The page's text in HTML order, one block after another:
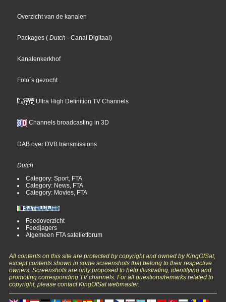
Overzicht van de kanalen
Packages ( Dutch - Canal Digitaal)
Kanalenkerkhof
Foto´s gezocht
Ultra High Definition TV Channels
Channels broadcasting in 3D
DAB over DVB transmissions
Dutch
Category: Sport, FTA
Category: News, FTA
Category: Movies, FTA
Feedoverzicht
Feedjagers
Algemeen FTA satelietforum
All contents on this site are protected by copyright and owned by KingOfSat,
except contents shown in some screenshots that belong to their respective
owners. Screenshots are only proposed to help illustrating, identifying and
promoting corresponding TV channels. For all questions/remarks related to
copyright, please contact KingOfSat webmaster.